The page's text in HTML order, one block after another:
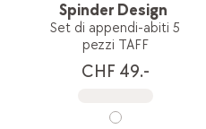
Spinder Design
Set di appendi-abiti 5
pezzi TAFF
CHF 49.-